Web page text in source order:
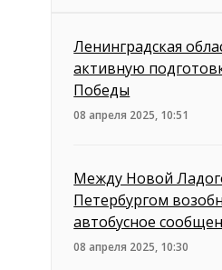
Ленинградская
активную
Победы
08 апреля 2025, 10:51
Между Новой
Петербургом
автобусное
08 апреля 2025, 10:30